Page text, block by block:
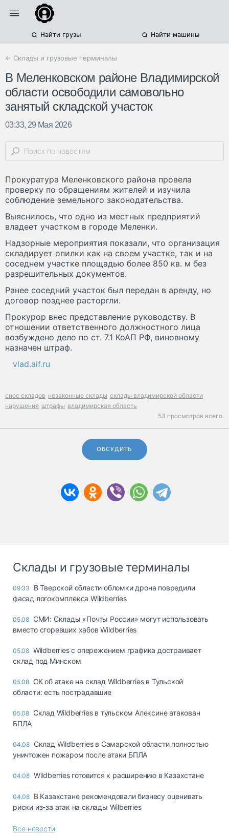
Найти грузы Найти машины
← Склады и грузовые терминалы
В Меленковском районе Владимирской
области освободили самовольно
занятый складской участок
03:33, 29 Мая 2026
Прокуратура Меленковского района провела
проверку по обращениям жителей и изучила
соблюдение земельного законодательства.
Выяснилось, что одно из местных предприятий
владеет участком в городе Меленки.
Надзорные мероприятия показали, что организация
складирует опилки как на своем участке, так и на
соседнем участке площадью более 850 кв. м без
разрешительных документов.
Ранее соседний участок был передан в аренду, но
договор позднее расторгли.
Прокурор внес представление руководству. В
отношении ответственного должностного лица
возбуждено дело по ст. 7.1 КоАП РФ, виновному
назначен штраф.
vlad.aif.ru
снос складов незаконные склады склады владимирской области
нарушения штрафы владимирская область
53 просмотров всего.
ОБСУДИТЬ
Склады и грузовые терминалы
09:33
В Тверской области обломки дрона повредили
фасад логокомплекса Wildberries
05.08 СМИ: Склады «Почты России» могут использовать
вместо сгоревших хабов Wildberries
05.08 Wildberries с опережением графика достраивает
склад под Минском
05.08 СК об атаке на склад Wildberries в Тульской
области: есть пострадавшие
05.08 Склад Wildberries в тульском Алексине атакован
БПЛА
04.08 Склад Wildberries в Самарской области полностью
уничтожен пожаром после атаки БПЛА
04.08 Wildberries готовится к расширению в Казахстане
04.08 В Казахстане рекомендовали бизнесу оценивать
риски из-за атак на склады Wilberries
Все новости